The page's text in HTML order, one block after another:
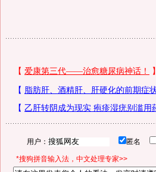
用户： 匿名
*搜狗拼音输入法，中文处理专家>>